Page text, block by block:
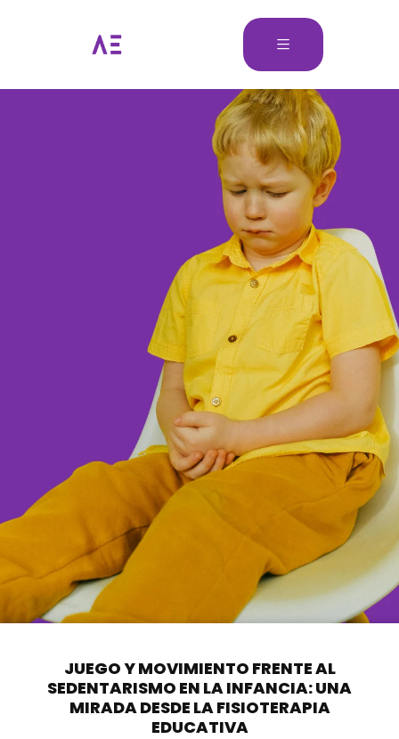
JUEGO Y MOVIMIENTO FRENTE AL
SEDENTARISMO EN LA INFANCIA: UNA
MIRADA DESDE LA FISIOTERAPIA
EDUCATIVA